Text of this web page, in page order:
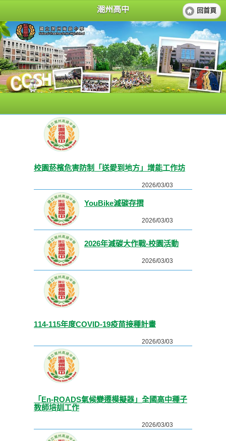
潮州高中 回首頁
校園菸檳危害防制「送愛到地方」增能工作坊
2026/03/03
YouBike減碳存摺
2026/03/03
2026年減碳大作戰-校園活動
2026/03/03
114-115年度COVID-19疫苗接種計畫
2026/03/03
「En-ROADS氣候變遷模擬器」全國高中種子
教師培訓工作
2026/03/03